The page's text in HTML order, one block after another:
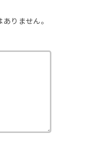
りません。